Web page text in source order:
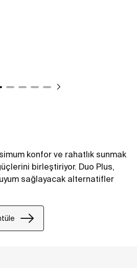
konfor ve rahatlık sunmak
birleştiriyor. Duo Plus,
sağlayacak alternatifler